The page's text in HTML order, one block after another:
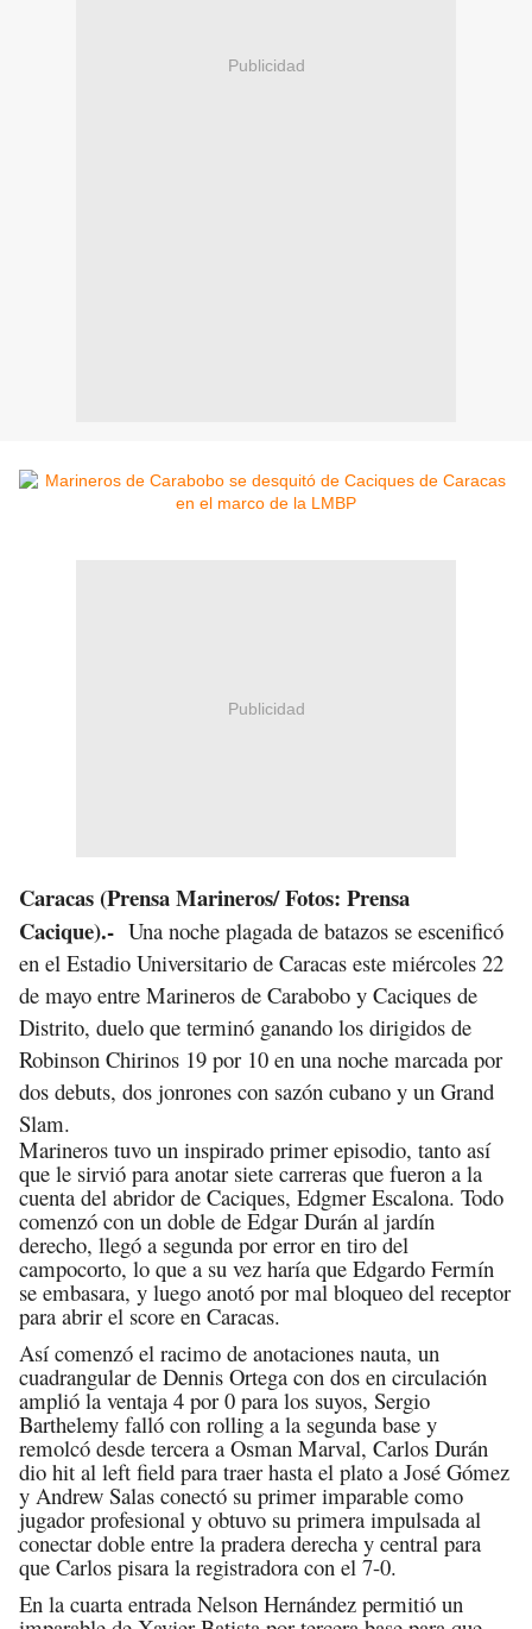
Publicidad
Publicidad
Caracas (Prensa Marineros/ Fotos: Prensa
Cacique).- Una noche plagada de batazos se escenificó
en el Estadio Universitario de Caracas este miércoles 22
de mayo entre Marineros de Carabobo y Caciques de
Distrito, duelo que terminó ganando los dirigidos de
Robinson Chirinos 19 por 10 en una noche marcada por
dos debuts, dos jonrones con sazón cubano y un Grand
Slam.
Marineros tuvo un inspirado primer episodio, tanto así
que le sirvió para anotar siete carreras que fueron a la
cuenta del abridor de Caciques, Edgmer Escalona. Todo
comenzó con un doble de Edgar Durán al jardín
derecho, llegó a segunda por error en tiro del
campocorto, lo que a su vez haría que Edgardo Fermín
se embasara, y luego anotó por mal bloqueo del receptor
para abrir el score en Caracas.
Así comenzó el racimo de anotaciones nauta, un
cuadrangular de Dennis Ortega con dos en circulación
amplió la ventaja 4 por 0 para los suyos, Sergio
Barthelemy falló con rolling a la segunda base y
remolcó desde tercera a Osman Marval, Carlos Durán
dio hit al left field para traer hasta el plato a José Gómez
y Andrew Salas conectó su primer imparable como
jugador profesional y obtuvo su primera impulsada al
conectar doble entre la pradera derecha y central para
que Carlos pisara la registradora con el 7-0.
En la cuarta entrada Nelson Hernández permitió un